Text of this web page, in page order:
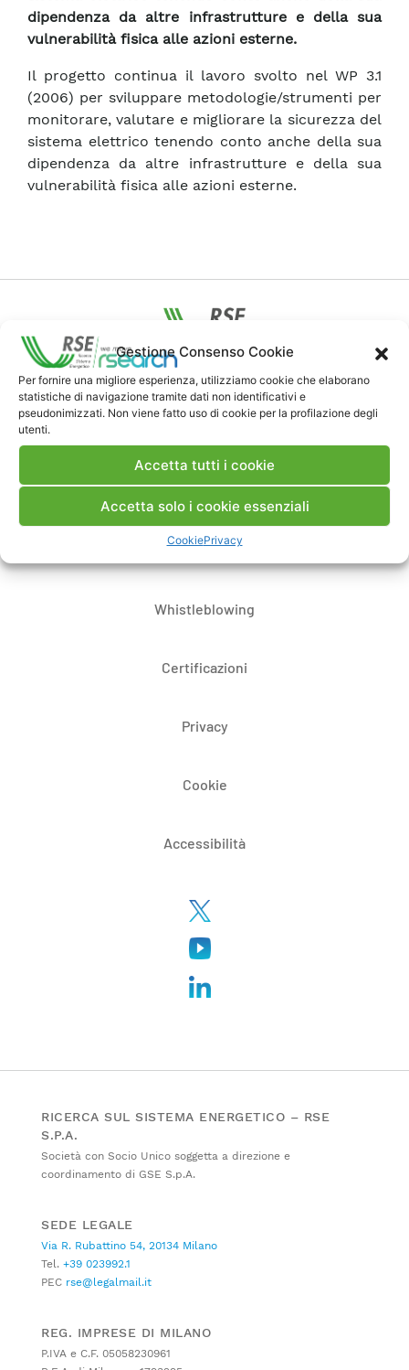
Gestione Consenso Cookie
Per fornire una migliore esperienza, utilizziamo cookie che elaborano
statistiche di navigazione tramite dati non identificativi e
pseudonimizzati. Non viene fatto uso di cookie per la profilazione degli
utenti.
Accetta tutti i cookie
Accetta solo i cookie essenziali
CookiePrivacy
dipendenza da altre infrastrutture e della sua
vulnerabilità fisica alle azioni esterne.
Il progetto continua il lavoro svolto nel WP 3.1
(2006) per sviluppare metodologie/strumenti per
monitorare, valutare e migliorare la sicurezza del
sistema elettrico tenendo conto anche della sua
dipendenza da altre infrastrutture e della sua
vulnerabilità fisica alle azioni esterne.
Contatti
Dove siamo
Bandi di gara e contratti
Whistleblowing
Certificazioni
Privacy
Cookie
Accessibilità
RICERCA SUL SISTEMA ENERGETICO – RSE
S.P.A.
Società con Socio Unico soggetta a direzione e
coordinamento di GSE S.p.A.
SEDE LEGALE
Via R. Rubattino 54, 20134 Milano
Tel. +39 023992.1
PEC rse@legalmail.it
REG. IMPRESE DI MILANO
P.IVA e C.F. 05058230961